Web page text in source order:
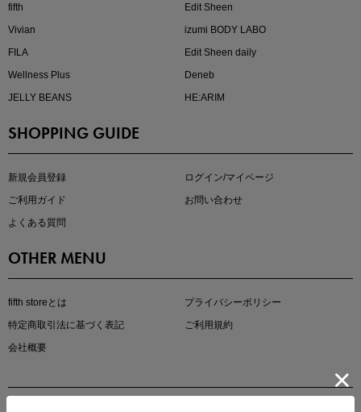
大人の着映えアイテム5選
マストバイアイテム
fifth
Edit Sheen
Vivian
izumi BODY LABO
FILA
Edit Sheen daily
Wellness Plus
Deneb
JELLY BEANS
HE:ARIM
SHOPPING GUIDE
新規会員登録
ログイン/マイページ
ご利用ガイド
お問い合わせ
よくある質問
OTHER MENU
fifth storeとは
プライバシーポリシー
特定商取引法に基づく表記
ご利用規約
会社概要